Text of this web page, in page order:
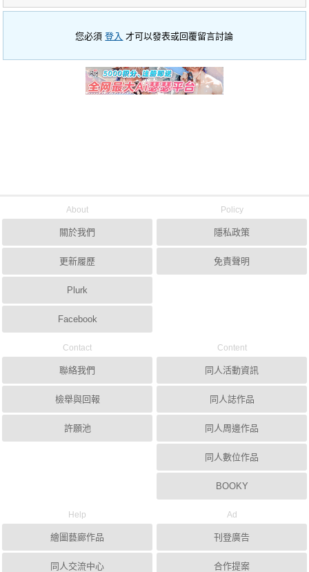
您必須登入 才可以發表或回覆留言討論
About
關於我們
更新履歷
Plurk
Facebook
Policy
隱私政策
免責聲明
Contact
聯絡我們
檢舉與回報
許願池
Content
同人活動資訊
同人誌作品
同人周邊作品
同人數位作品
BOOKY
Help
繪圖藝廊作品
同人交流中心
Ad
刊登廣告
合作提案